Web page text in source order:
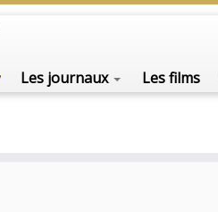
Les journaux Les films